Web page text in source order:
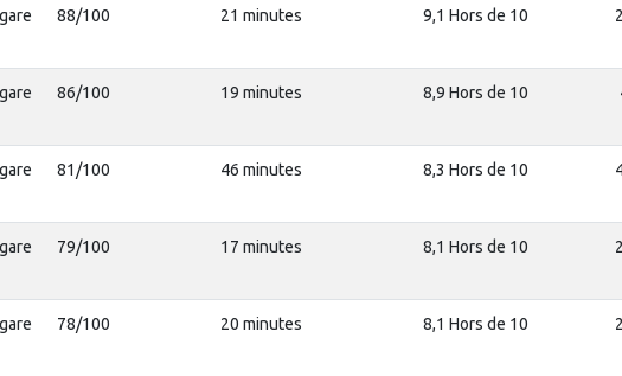
88/100 21 minutes 9,1 Hors de 10
86/100 19 minutes 8,9 Hors de 10
81/100 46 minutes 8,3 Hors de 10
79/100 17 minutes 8,1 Hors de 10
78/100 20 minutes 8,1 Hors de 10